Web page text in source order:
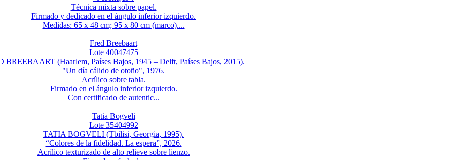
Técnica mixta sobre papel.
Firmado y dedicado en el ángulo inferior izquierdo.
Medidas: 65 x 48 cm; 95 x 80 cm (marco)....
Fred Breebaart
Lote 40047475
BREEBAART (Haarlem, Países Bajos, 1945 – Delft, Países Bajos, 2015).
"Un día cálido de otoño", 1976.
Acrílico sobre tabla.
Firmado en el ángulo inferior izquierdo.
Con certificado de autentic...
Tatia Bogveli
Lote 35404992
TATIA BOGVELI (Tbilisi, Georgia, 1995).
“Colores de la fidelidad. La espera”, 2026.
Acrílico texturizado de alto relieve sobre lienzo.